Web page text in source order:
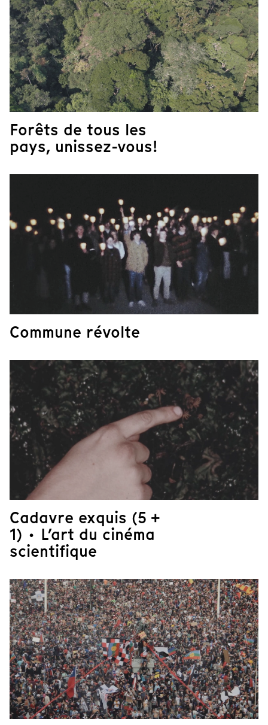
Forêts de tous les
pays, unissez-vous!
Commune révolte
Cadavre exquis (5 +
1) · L’art du cinéma
scientifique